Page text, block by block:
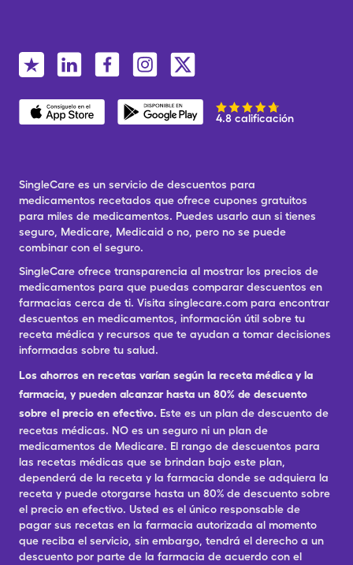
4.8 calificación
SingleCare es un servicio de descuentos para
medicamentos recetados que ofrece cupones gratuitos
para miles de medicamentos. Puedes usarlo aun si tienes
seguro, Medicare, Medicaid o no, pero no se puede
combinar con el seguro.
SingleCare ofrece transparencia al mostrar los precios de
medicamentos para que puedas comparar descuentos en
farmacias cerca de ti. Visita singlecare.com para encontrar
descuentos en medicamentos, información útil sobre tu
receta médica y recursos que te ayudan a tomar decisiones
informadas sobre tu salud.
Los ahorros en recetas varían según la receta médica y la
farmacia, y pueden alcanzar hasta un 80% de descuento
sobre el precio en efectivo. Este es un plan de descuento de
recetas médicas. NO es un seguro ni un plan de
medicamentos de Medicare. El rango de descuentos para
las recetas médicas que se brindan bajo este plan,
dependerá de la receta y la farmacia donde se adquiera la
receta y puede otorgarse hasta un 80% de descuento sobre
el precio en efectivo. Usted es el único responsable de
pagar sus recetas en la farmacia autorizada al momento
que reciba el servicio, sin embargo, tendrá el derecho a un
descuento por parte de la farmacia de acuerdo con el